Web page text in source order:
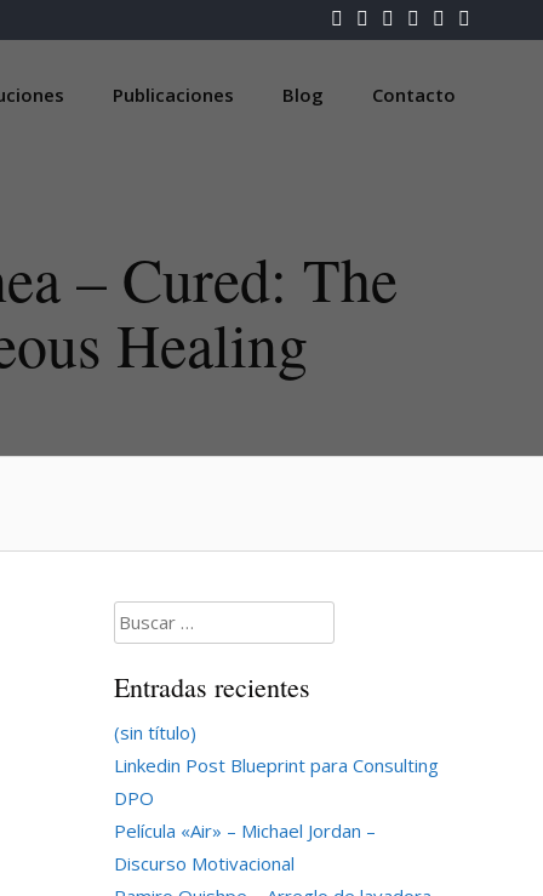
Publicaciones Blog Contacto
– Cured: The
Healing
Buscar:
Entradas recientes
(sin título)
Linkedin Post Blueprint para Consulting
DPO
Película «Air» – Michael Jordan –
Discurso Motivacional